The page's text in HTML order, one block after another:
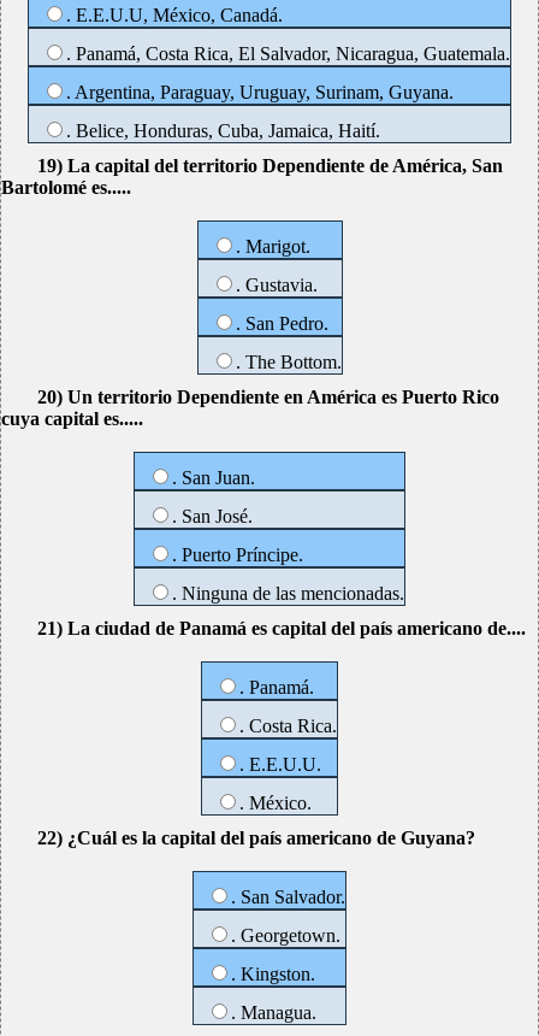
. E.E.U.U, México, Canadá.
. Panamá, Costa Rica, El Salvador, Nicaragua, Guatemala.
. Argentina, Paraguay, Uruguay, Surinam, Guyana.
. Belice, Honduras, Cuba, Jamaica, Haití.
19) La capital del territorio Dependiente de América, San
Bartolomé es.....
. Marigot.
. Gustavia.
. San Pedro.
. The Bottom.
20) Un territorio Dependiente en América es Puerto Rico
cuya capital es.....
. San Juan.
. San José.
. Puerto Príncipe.
. Ninguna de las mencionadas.
21) La ciudad de Panamá es capital del país americano de....
. Panamá.
. Costa Rica.
. E.E.U.U.
. México.
22) ¿Cuál es la capital del país americano de Guyana?
. San Salvador.
. Georgetown.
. Kingston.
. Managua.